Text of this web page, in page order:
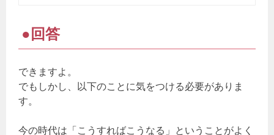
●回答
できますよ。
でもしかし、以下のことに気をつける必要がありま
す。
今の時代は「こうすればこうなる」ということがよく